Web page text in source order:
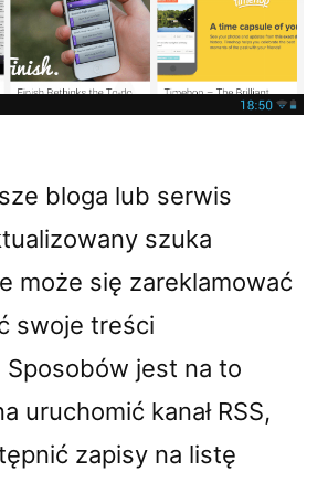
bloga lub serwis
szuka
może się zareklamować
swoje treści
jest na to
uruchomić kanał RSS,
zapisy na listę